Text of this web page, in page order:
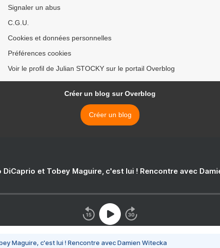
Signaler un abus
C.G.U.
Cookies et données personnelles
Préférences cookies
Voir le profil de Julian STOCKY sur le portail Overblog
Créer un blog sur Overblog
Créer un blog
DiCaprio et Tobey Maguire, c'est lui ! Rencontre avec
Maguire, c'est lui ! Rencontre avec Damien Witecka